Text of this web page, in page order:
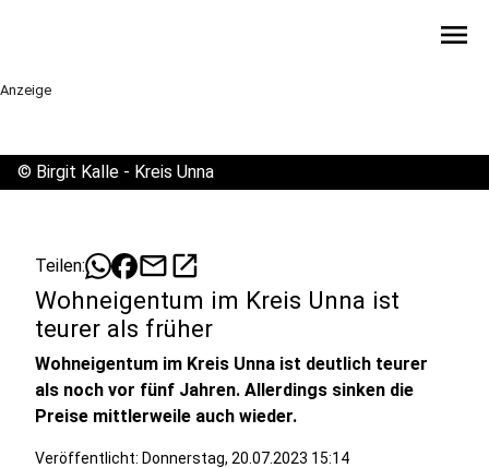
menu
Anzeige
© Birgit Kalle - Kreis Unna
Teilen: mailopen_in_new
Wohneigentum im Kreis Unna ist
teurer als früher
Wohneigentum im Kreis Unna ist deutlich teurer
als noch vor fünf Jahren. Allerdings sinken die
Preise mittlerweile auch wieder.
Veröffentlicht: Donnerstag, 20.07.2023 15:14